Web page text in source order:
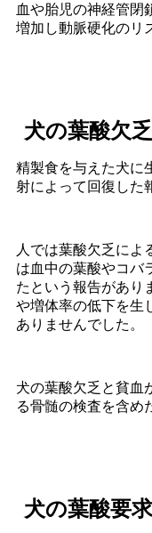
血や胎児の神経管閉
増加し動脈硬化のリ
犬の葉酸欠
精製食を与えた犬に
射によって回復した
人では葉酸欠乏によ
は血中の葉酸やコバ
たという報告があり
や増体率の低下を生
ありませんでした。
犬の葉酸欠乏と貧血
る骨髄の検査を含め
犬の葉酸要